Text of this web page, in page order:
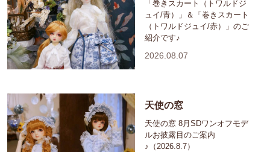
「巻きスカート（トワルドジ
ュイ/青）」＆「巻きスカート
（トワルドジュイ/赤）」のご
紹介です♪
2026.08.07
天使の窓
天使の窓 8月SDワンオフモデ
ルお披露目のご案内
♪（2026.8.7）